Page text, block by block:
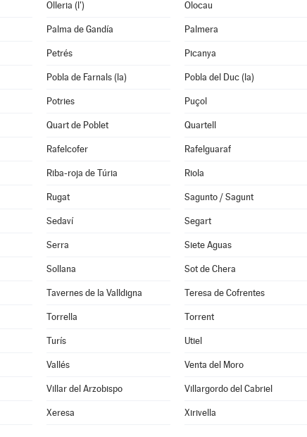
Olleria (l') Olocau
Palma de Gandía Palmera
Petrés Picanya
Pobla de Farnals (la) Pobla del Duc (la)
Potries Puçol
Quart de Poblet Quartell
Rafelcofer Rafelguaraf
Riba-roja de Túria Riola
Rugat Sagunto / Sagunt
Sedaví Segart
Serra Siete Aguas
Sollana Sot de Chera
Tavernes de la Valldigna Teresa de Cofrentes
Torrella Torrent
Turís Utiel
Vallés Venta del Moro
Villar del Arzobispo Villargordo del Cabriel
Xeresa Xirivella